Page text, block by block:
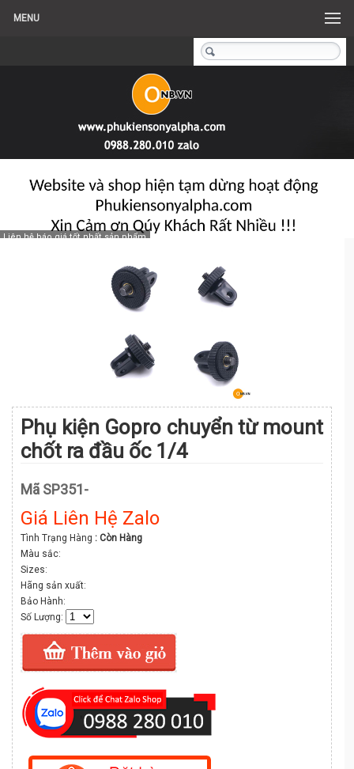
MENU
Liên hệ báo giá tốt nhất sản phẩm
Phụ kiện Gopro chuyển từ mount
chốt ra đầu ốc 1/4
Mã SP351-
Giá Liên Hệ Zalo
Tình Trạng Hàng : Còn Hàng
Màu sắc:
Sizes:
Hãng sản xuất:
Bảo Hành:
Số Lượng: